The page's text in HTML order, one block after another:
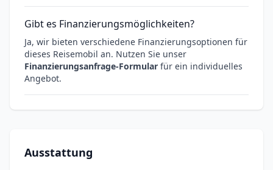
Gibt es Finanzierungsmöglichkeiten?
Ja, wir bieten verschiedene Finanzierungsoptionen für
dieses Reisemobil an. Nutzen Sie unser
Finanzierungsanfrage-Formular für ein individuelles
Angebot.
Ausstattung